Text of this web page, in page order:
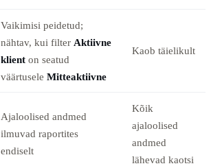
Vaikimisi peidetud;
nähtav, kui filter Aktiivne
klient on seatud
väärtuseleMitteaktiivne
Kaob täielikult
Ajaloolised andmed
ilmuvad raportites
endiselt
Kõik
ajaloolised
andmed
lähevad kaotsi